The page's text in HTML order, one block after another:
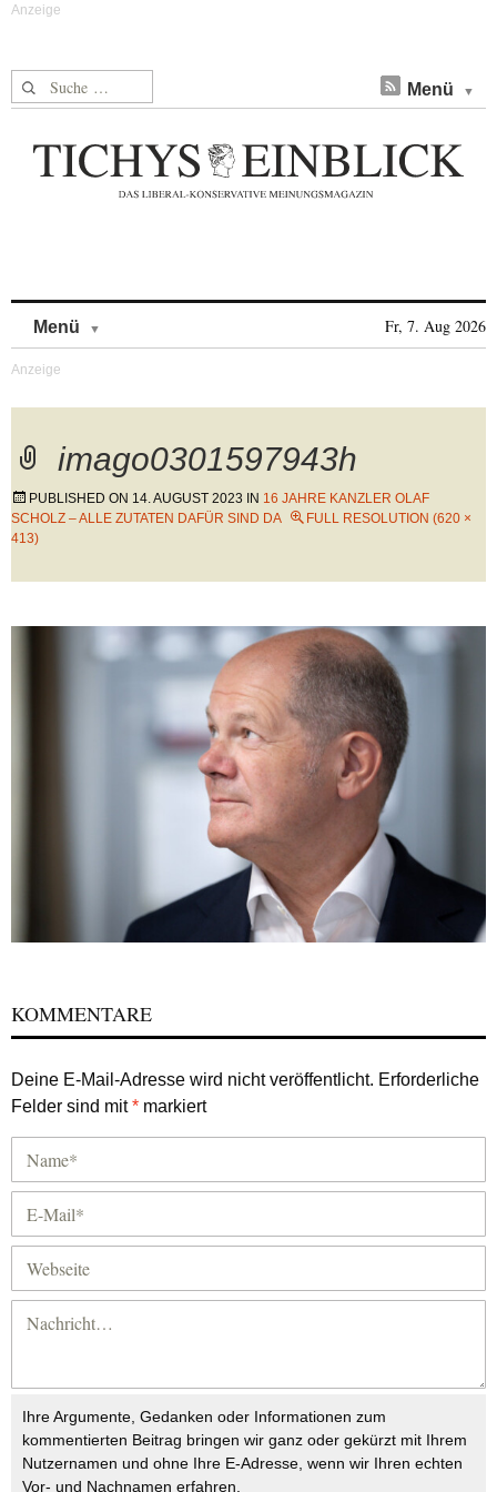
Suche nach: Menü
Menü Fr, 7. Aug 2026
imago0301597943h
PUBLISHED ON 14. AUGUST 2023 IN 16 JAHRE KANZLER OLAF
SCHOLZ – ALLE ZUTATEN DAFÜR SIND DA
FULL RESOLUTION (620 ×
413)
KOMMENTARE
Deine E-Mail-Adresse wird nicht veröffentlicht. Erforderliche
Felder sind mit* markiert
Ihre Argumente, Gedanken oder Informationen zum
kommentierten Beitrag bringen wir ganz oder gekürzt mit Ihrem
Nutzernamen und ohne Ihre E-Adresse, wenn wir Ihren echten
Vor- und Nachnamen erfahren.